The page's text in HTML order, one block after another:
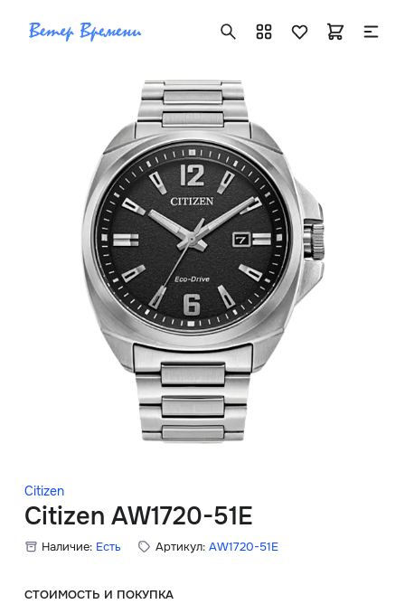
Citizen
Citizen AW1720-51E
Наличие: Есть Артикул: AW1720-51E
СТОИМОСТЬ И ПОКУПКА
+7 ( 705 ) 181-42-50
info@vetervremeni.kz
Авторизация
Каталог
Мужские часы
Женские часы
Скидки
Главная
О нас